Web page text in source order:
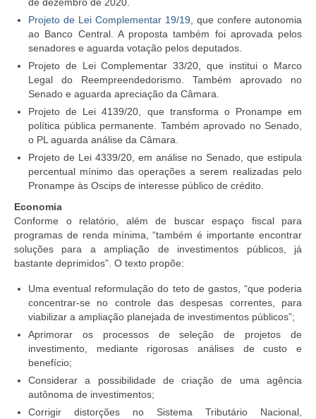
Projeto de Lei Complementar 19/19 , que confere autonomia
ao Banco Central. A proposta também foi aprovada pelos
senadores e aguarda votação pelos deputados.
Projeto de Lei Complementar 33/20, que institui o Marco
Legal do Reempreendedorismo. Também aprovado no
Senado e aguarda apreciação da Câmara.
Projeto de Lei 4139/20, que transforma o Pronampe em
política pública permanente. Também aprovado no Senado,
o PL aguarda análise da Câmara.
Projeto de Lei 4339/20, em análise no Senado, que estipula
percentual mínimo das operações a serem realizadas pelo
Pronampe às Oscips de interesse público de crédito.
Economia
Conforme o relatório, além de buscar espaço fiscal para
programas de renda mínima, “também é importante encontrar
soluções para a ampliação de investimentos públicos, já
bastante deprimidos”. O texto propõe:
Uma eventual reformulação do teto de gastos, “que poderia
concentrar-se no controle das despesas correntes, para
viabilizar a ampliação planejada de investimentos públicos”;
Aprimorar os processos de seleção de projetos de
investimento, mediante rigorosas análises de custo e
benefício;
Considerar a possibilidade de criação de uma agência
autônoma de investimentos;
Corrigir distorções no Sistema Tributário Nacional,